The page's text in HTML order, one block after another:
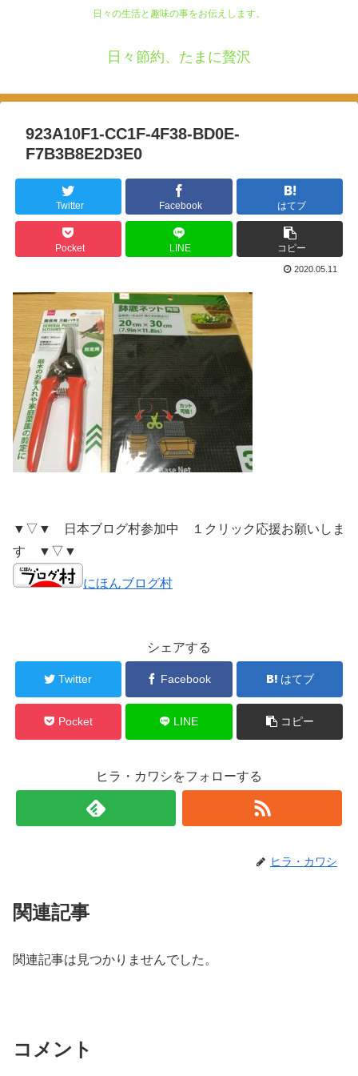
日々の生活と趣味の事をお伝えします。
日々節約、たまに贅沢
923A10F1-CC1F-4F38-BD0E-
F7B3B8E2D3E0
Twitter Facebook はてブ
Pocket LINE コピー
2020.05.11
▼▽▼ 日本ブログ村参加中 １クリック応援お願いしま
す ▼▽▼
にほんブログ村
シェアする
Twitter Facebook はてブ
Pocket LINE コピー
ヒラ・カワシをフォローする
ヒラ・カワシ
関連記事
関連記事は見つかりませんでした。
コメント